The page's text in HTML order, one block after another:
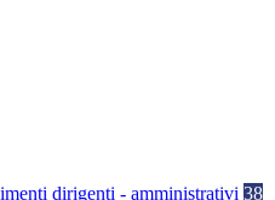
dirigenti - amministrativi 38